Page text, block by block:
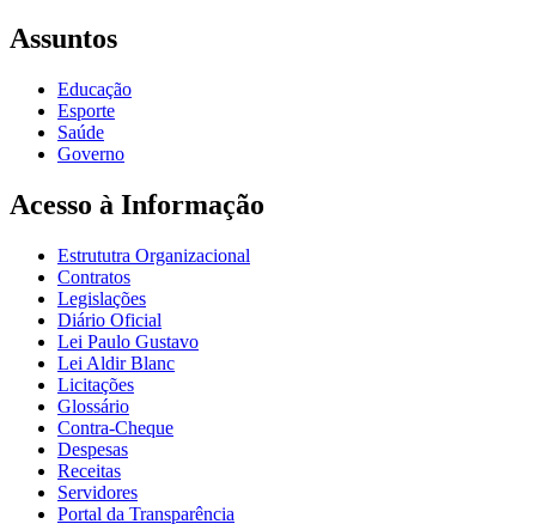
Assuntos
Educação
Esporte
Saúde
Governo
Acesso à Informação
Estrututra Organizacional
Contratos
Legislações
Diário Oficial
Lei Paulo Gustavo
Lei Aldir Blanc
Licitações
Glossário
Contra-Cheque
Despesas
Receitas
Servidores
Portal da Transparência